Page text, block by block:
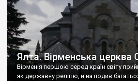
Ялта. Вірменська церква
Вірменія першою серед країн світу
як державну релігію, й на подив